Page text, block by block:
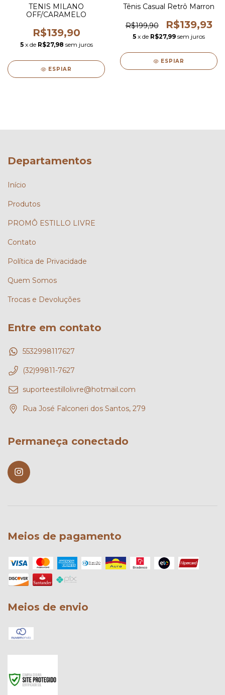
TENIS MILANO
OFF/CARAMELO
R$139,90
5 x de R$27,98 sem juros
ESPIAR
Tênis Casual Retrô Marron
R$199,90 R$139,93
5 x de R$27,99 sem juros
ESPIAR
Departamentos
Início
Produtos
PROMÔ ESTILLO LIVRE
Contato
Política de Privacidade
Quem Somos
Trocas e Devoluções
Entre em contato
5532998117627
(32)99811-7627
suporteestillolivre@hotmail.com
Rua José Falconeri dos Santos, 279
Permaneça conectado
Meios de pagamento
Meios de envio